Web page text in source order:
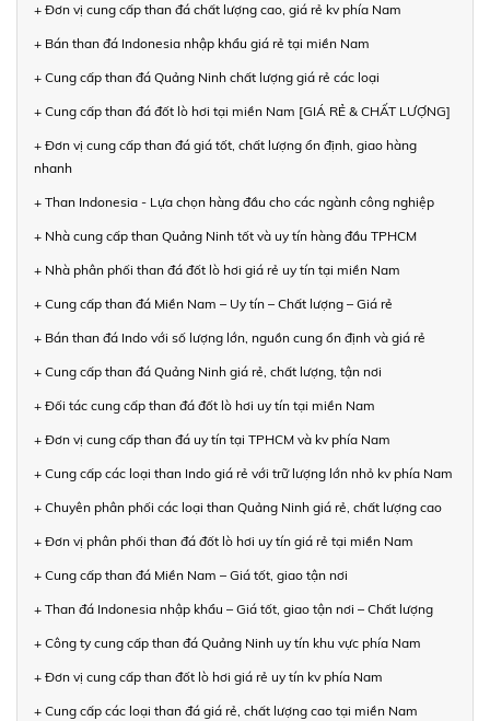
+ Đơn vị cung cấp than đá chất lượng cao, giá rẻ kv phía Nam
+ Bán than đá Indonesia nhập khẩu giá rẻ tại miền Nam
+ Cung cấp than đá Quảng Ninh chất lượng giá rẻ các loại
+ Cung cấp than đá đốt lò hơi tại miền Nam [GIÁ RẺ & CHẤT LƯỢNG]
+ Đơn vị cung cấp than đá giá tốt, chất lượng ổn định, giao hàng
nhanh
+ Than Indonesia - Lựa chọn hàng đầu cho các ngành công nghiệp
+ Nhà cung cấp than Quảng Ninh tốt và uy tín hàng đầu TPHCM
+ Nhà phân phối than đá đốt lò hơi giá rẻ uy tín tại miền Nam
+ Cung cấp than đá Miền Nam – Uy tín – Chất lượng – Giá rẻ
+ Bán than đá Indo với số lượng lớn, nguồn cung ổn định và giá rẻ
+ Cung cấp than đá Quảng Ninh giá rẻ, chất lượng, tận nơi
+ Đối tác cung cấp than đá đốt lò hơi uy tín tại miền Nam
+ Đơn vị cung cấp than đá uy tín tại TPHCM và kv phía Nam
+ Cung cấp các loại than Indo giá rẻ với trữ lượng lớn nhỏ kv phía Nam
+ Chuyên phân phối các loại than Quảng Ninh giá rẻ, chất lượng cao
+ Đơn vị phân phối than đá đốt lò hơi uy tín giá rẻ tại miền Nam
+ Cung cấp than đá Miền Nam – Giá tốt, giao tận nơi
+ Than đá Indonesia nhập khẩu – Giá tốt, giao tận nơi – Chất lượng
+ Công ty cung cấp than đá Quảng Ninh uy tín khu vực phía Nam
+ Đơn vị cung cấp than đốt lò hơi giá rẻ uy tín kv phía Nam
+ Cung cấp các loại than đá giá rẻ, chất lượng cao tại miền Nam